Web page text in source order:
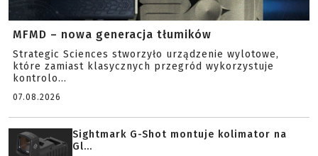
MFMD – nowa generacja tłumików
Strategic Sciences stworzyło urządzenie wylotowe,
które zamiast klasycznych przegród wykorzystuje
kontrolo...
07.08.2026
Sightmark G-Shot montuje kolimator na
Gl...